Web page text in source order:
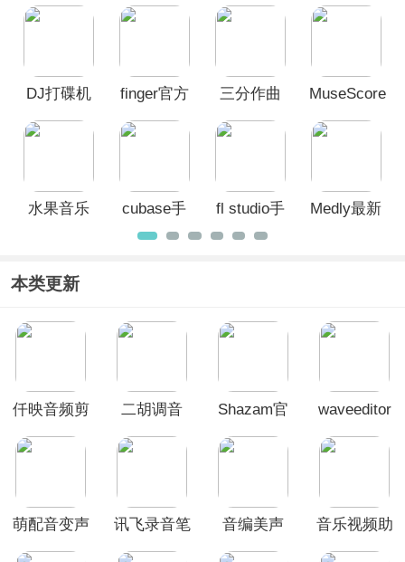
曲，欢迎广大用户前来下载使用！
DJ打碟机
finger官方
三分作曲
MuseScore
水果音乐
cubase手
机版
fl studio手
机版
Medly最新
本类更新
仟映音频剪
二胡调音
Shazam官
waveeditor
萌配音变声
讯飞录音笔
音编美声
音乐视频助